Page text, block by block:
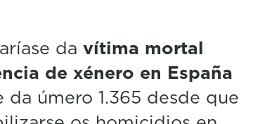
da vítima mortal
de xénero en España
da úmero 1.365 desde que